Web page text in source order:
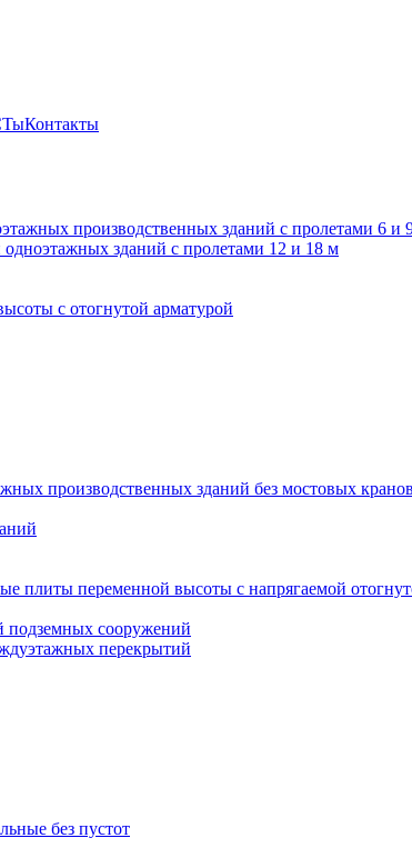
Контакты
производственных зданий с пролетами 6
зданий с пролетами 12 и 18 м
с отогнутой арматурой
производственных зданий без мостовых кранов
плиты переменной высоты с напрягаемой
подземных сооружений
перекрытий
без пустот